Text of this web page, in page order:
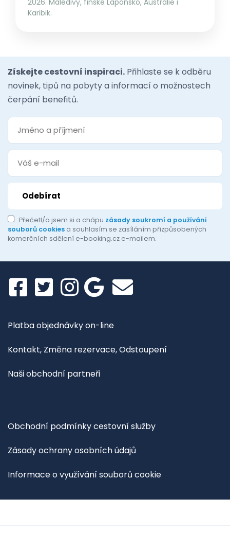
Karibik.
Získejte cestovní inspiraci. Přihlaste se k odběru
novinek, tipů na pobyty a informací o možnostech
čerpání benefitů.
Přečetl/a jsem si a chápu zásady soukromí a používání
souborů cookies a souhlasím se zasíláním přizpůsobených
komerčních sdělení e-booking.cz e-mailem.
Platba objednávky on-line
Kontakt, Změna rezervace, Odstoupení
Naši obchodní partneři
Obchodní podmínky cestovní služby
Zásady ochrany osobních údajů
Informace o využívání souborů cookie